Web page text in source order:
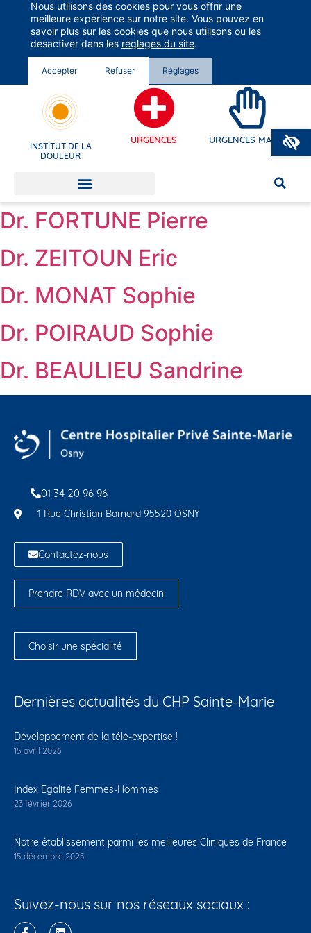
Groupe Vivalto Santé
Entre nous, la vie
INSTITUT DE LA
DOULEUR
URGENCES URGENCES MAINS
Dr. FORTUNE Pierre
Dr. ZEITOUN Eric
Dr. MONAT Sophie
Dr. POIRAUD Sophie
Dr. BEAULIEU Sandrine
01 34 20 96 96
1 Rue Christian Barnard 95520 OSNY
Contactez-nous
Prendre RDV avec un médecin
Choisir une spécialité
Dernières actualités du CHP Sainte-Marie
Développement de la télé-expertise !
15 avril 2026
Index Egalité Femmes-Hommes
23 février 2026
Notre établissement parmi les meilleures Cliniques de France
15 décembre 2025
Suivez-nous sur nos réseaux sociaux :
Nous utilisons des cookies pour vous offrir une
meilleure expérience sur notre site. Vous pouvez en
savoir plus sur les cookies que nous utilisons ou les
désactiver dans les réglages du site.
Accepter Refuser Réglages